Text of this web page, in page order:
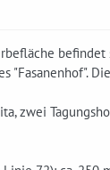
"Fasanenhof".
zwei